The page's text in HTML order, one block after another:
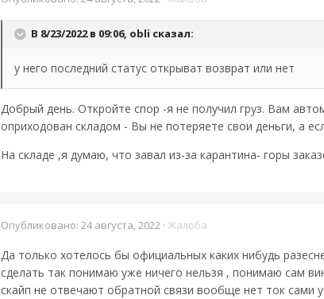
В 8/23/2022 в 09:06, obli сказал:
у него последний статус открыват возврат или нет
Добрый день. Откройте спор -я не получил груз. Вам
оприходован складом - Вы не потеряете свои деньги, а
На складе ,я думаю, что завал из-за карантина- горы
Опубликовано: 24 августа, 2022 · Жалоба
Да только хотелось бы официальных каких нибудь
сделать так понимаю уже ничего нельзя , понимаю сам
скайп не отвечают обратной связи вообще нет ток сами